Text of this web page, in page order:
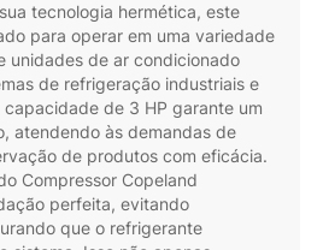
tecnologia hermética, este
para operar em uma variedade
unidades de ar condicionado
de refrigeração industriais e
capacidade de 3 HP garante um
atendendo às demandas de
de produtos com eficácia.
Compressor Copeland
perfeita, evitando
que o refrigerante